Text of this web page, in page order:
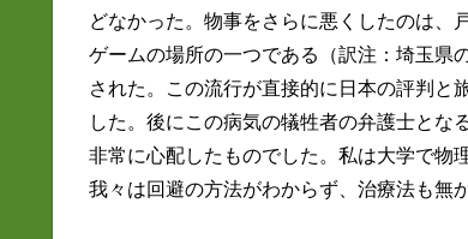
どなかった。物事をさらに悪くしたのは、
ゲームの場所の一つである（訳注：埼玉県
された。この流行が直接的に日本の評判と
した。後にこの病気の犠牲者の弁護士とな
非常に心配したものでした。私は大学で物
我々は回避の方法がわからず、治療法も無